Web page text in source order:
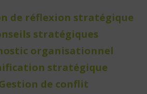
de réflexion stratégique
stratégiques
organisationnel
stratégique
de conflit